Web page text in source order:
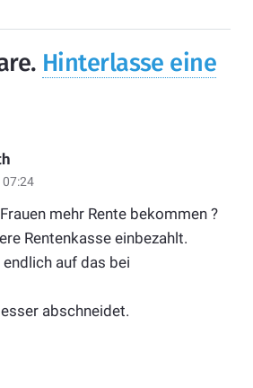
. Hinterlasse eine
mehr Rente bekommen ?
Rentenkasse einbezahlt.
auf das bei
abschneidet.